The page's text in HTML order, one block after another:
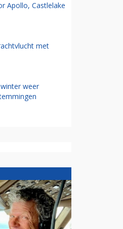
Apollo, Castlelake
met
weer